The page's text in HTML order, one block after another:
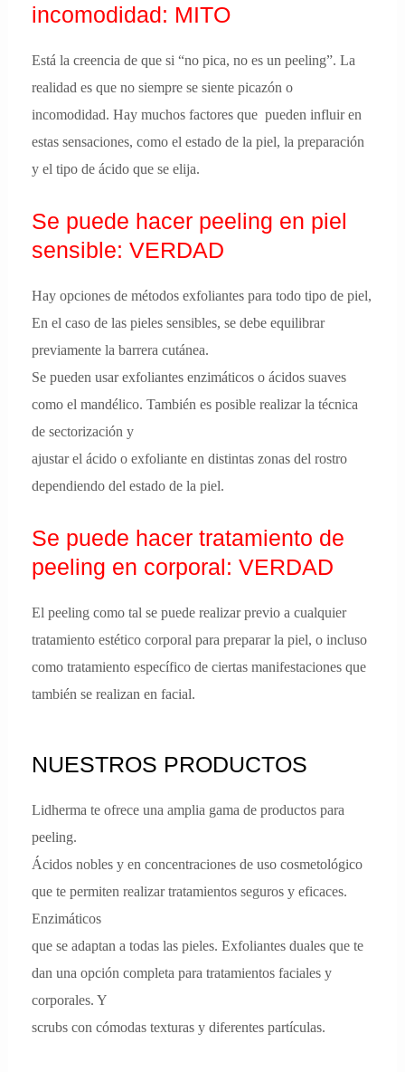
incomodidad: MITO
Está la creencia de que si “no pica, no es un peeling”. La
realidad es que no siempre se siente picazón o
incomodidad. Hay muchos factores que pueden influir en
estas sensaciones, como el estado de la piel, la preparación
y el tipo de ácido que se elija.
Se puede hacer peeling en piel
sensible: VERDAD
Hay opciones de métodos exfoliantes para todo tipo de piel,
En el caso de las pieles sensibles, se debe equilibrar
previamente la barrera cutánea.
Se pueden usar exfoliantes enzimáticos o ácidos suaves
como el mandélico. También es posible realizar la técnica
de sectorización y
ajustar el ácido o exfoliante en distintas zonas del rostro
dependiendo del estado de la piel.
Se puede hacer tratamiento de
peeling en corporal: VERDAD
El peeling como tal se puede realizar previo a cualquier
tratamiento estético corporal para preparar la piel, o incluso
como tratamiento específico de ciertas manifestaciones que
también se realizan en facial.
NUESTROS PRODUCTOS
Lidherma te ofrece una amplia gama de productos para
peeling.
Ácidos nobles y en concentraciones de uso cosmetológico
que te permiten realizar tratamientos seguros y eficaces.
Enzimáticos
que se adaptan a todas las pieles. Exfoliantes duales que te
dan una opción completa para tratamientos faciales y
corporales. Y
scrubs con cómodas texturas y diferentes partículas.